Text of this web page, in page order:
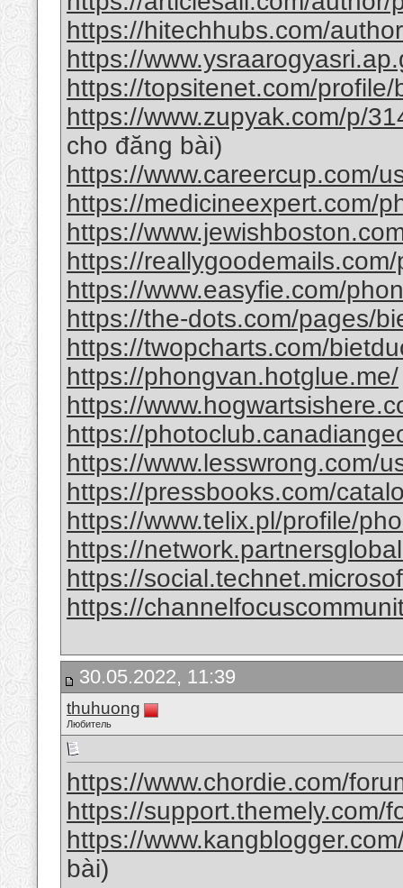
https://hitechhubs.com/
https://
https://topsitenet.com/
https://www.zupyak.com/p/
cho đăng bài)
https://www.careercup.com/
https://medicineexpert.com/
https://
https://
https://www.easyfie.com/
https://the-dots.com/pages/
https://twopcharts.com/
https://phongvan.hotglue.me/
https://
https://
https://www.lesswrong.com/
https://pressbooks.com/
https://www.telix.pl/profile/
https://
https://
https://
30.05.2022, 11:39
thuhuong
Любитель
https://www.chordie.com/
https://support.themely.com/
https://
bài)